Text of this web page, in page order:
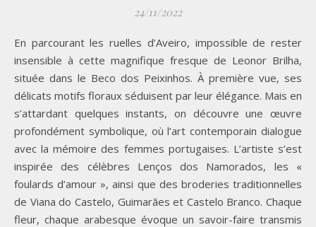
24/11/2022
En parcourant les ruelles d’Aveiro, impossible de rester
insensible à cette magnifique fresque de Leonor Brilha,
située dans le Beco dos Peixinhos. À première vue, ses
délicats motifs floraux séduisent par leur élégance. Mais en
s’attardant quelques instants, on découvre une œuvre
profondément symbolique, où l’art contemporain dialogue
avec la mémoire des femmes portugaises. L’artiste s’est
inspirée des célèbres Lenços dos Namorados, les «
foulards d’amour », ainsi que des broderies traditionnelles
de Viana do Castelo, Guimarães et Castelo Branco. Chaque
fleur, chaque arabesque évoque un savoir-faire transmis